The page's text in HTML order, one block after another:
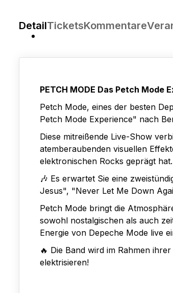
DetailTicketsKommentare
PETCH MODE Das Petch Mode
Petch Mode, eines der besten
Petch Mode Experience" nach
Diese mitreißende Live-Show
atemberaubenden visuellen
elektronischen Rocks geprägt hat.
🎶 Es erwartet Sie eine
Jesus", "Never Let Me Down
Petch Mode bringt die
sowohl nostalgischen als auch
Energie von Depeche Mode live
🔥 Die Band wird im Rahmen
elektrisieren!